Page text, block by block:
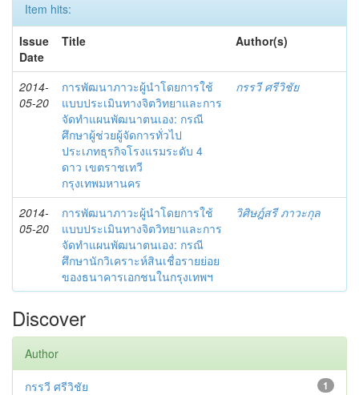
Item hits:
Issue
Date
Title Author(s)
2014-
05-20
การพัฒนาภาวะผู้นำโดยการใช้
แบบประเมินทางจิตวิทยาและการ
จัดทำแผนพัฒนาตนเอง: กรณี
ศึกษาผู้ช่วยผู้จัดการทั่วไป
ประเภทธุรกิจโรงแรมระดับ 4
ดาว เขตราชเทวี
กรุงเทพมหานคร
กรรวี ศรีวิชัย
2014-
05-20
การพัฒนาภาวะผู้นำโดยการใช้
แบบประเมินทางจิตวิทยาและการ
จัดทำแผนพัฒนาตนเอง: กรณี
ศึกษานักวิเคราะห์สินเชื่อรายย่อย
ของธนาคารเอกชนในกรุงเทพฯ
วิศิษฎ์สรี ภาวะกุล
Discover
Author
1
กรรวี ศรีวิชัย